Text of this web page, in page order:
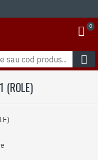
0
(ROLE)